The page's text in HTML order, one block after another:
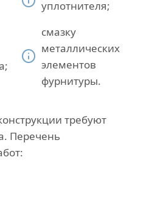
уплотнителя;
смазку
металлических
элементов
фурнитуры.
требуют
Перечень